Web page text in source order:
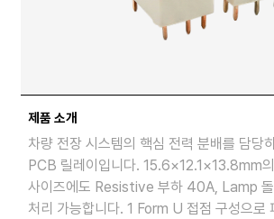
제품 소개
차량 전장 시스템의 핵심 전력 분배를 담당
PCB 릴레이입니다. 15.6×12.1×13.8mm
사이즈에도 Resistive 부하 40A, Lamp 돌
처리 가능합니다. 1 Form U 접점 구성으로